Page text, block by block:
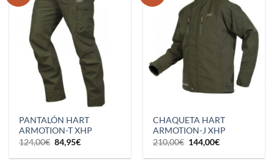
PANTALÓN HART
ARMOTION-T XHP
124,00€ El
precio
original
84,95€El
actual
CHAQUETA HART
ARMOTION-J XHP
210,00€ El
precio
original
144,00€El
actual